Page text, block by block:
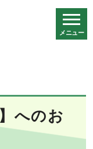
メニュー
へのお